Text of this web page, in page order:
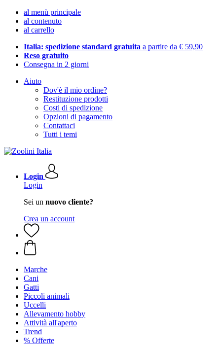
al menù principale
al contenuto
al carrello
Italia: spedizione standard gratuita a partire da € 59,90
Reso gratuito
Consegna in 2 giorni
Aiuto
Dov'è il mio ordine?
Restituzione prodotti
Costi di spedizione
Opzioni di pagamento
Contattaci
Tutti i temi
Login
Login
Sei un nuovo cliente?
Crea un account
Marche
Cani
Gatti
Piccoli animali
Uccelli
Allevamento hobby
Attività all'aperto
Trend
% Offerte